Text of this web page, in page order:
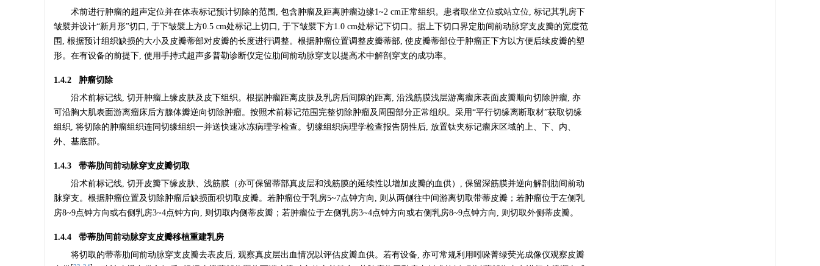
术前进行肿瘤的超声定位并在体表标记预计切除的范围, 包含肿瘤及距离肿瘤边缘1~2 cm正常组织。患者取坐立位或站立位, 标记其乳房下
皱襞并设计“新月形”切口, 于下皱襞上方0.5 cm处标记上切口, 于下皱襞下方1.0 cm处标记下切口。据上下切口界定肋间前动脉穿支皮瓣的宽度范
围, 根据预计组织缺损的大小及皮瓣蒂部对皮瓣的长度进行调整。根据肿瘤位置调整皮瓣蒂部, 使皮瓣蒂部位于肿瘤正下方以方便后续皮瓣的塑
形。在有设备的前提下, 使用手持式超声多普勒诊断仪定位肋间前动脉穿支以提高术中解剖穿支的成功率。
1.4.2 肿瘤切除
沿术前标记线, 切开肿瘤上缘皮肤及皮下组织。根据肿瘤距离皮肤及乳房后间隙的距离, 沿浅筋膜浅层游离瘤床表面皮瓣顺向切除肿瘤, 亦
可沿胸大肌表面游离瘤床后方腺体瓣逆向切除肿瘤。按照术前标记范围完整切除肿瘤及周围部分正常组织。采用“平行切缘离断取材”获取切缘
组织, 将切除的肿瘤组织连同切缘组织一并送快速冰冻病理学检查。切缘组织病理学检查报告阴性后, 放置钛夹标记瘤床区域的上、下、内、
外、基底部。
1.4.3 带蒂肋间前动脉穿支皮瓣切取
沿术前标记线, 切开皮瓣下缘皮肤、浅筋膜（亦可保留蒂部真皮层和浅筋膜的延续性以增加皮瓣的血供）, 保留深筋膜并逆向解剖肋间前动
脉穿支。根据肿瘤位置及切除肿瘤后缺损面积切取皮瓣。若肿瘤位于乳房5~7点钟方向, 则从两侧往中间游离切取带蒂皮瓣；若肿瘤位于左侧乳
房8~9点钟方向或右侧乳房3~4点钟方向, 则切取内侧蒂皮瓣；若肿瘤位于左侧乳房3~4点钟方向或右侧乳房8~9点钟方向, 则切取外侧蒂皮瓣。
1.4.4 带蒂肋间前动脉穿支皮瓣移植重建乳房
将切取的带蒂肋间前动脉穿支皮瓣去表皮后, 观察真皮层出血情况以评估皮瓣血供。若有设备, 亦可常规利用吲哚菁绿荧光成像仪观察皮瓣